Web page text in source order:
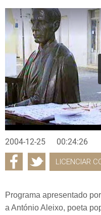
2004-12-25 00:24:26
LICENCIAR
Programa apresentado
a António Aleixo, poeta